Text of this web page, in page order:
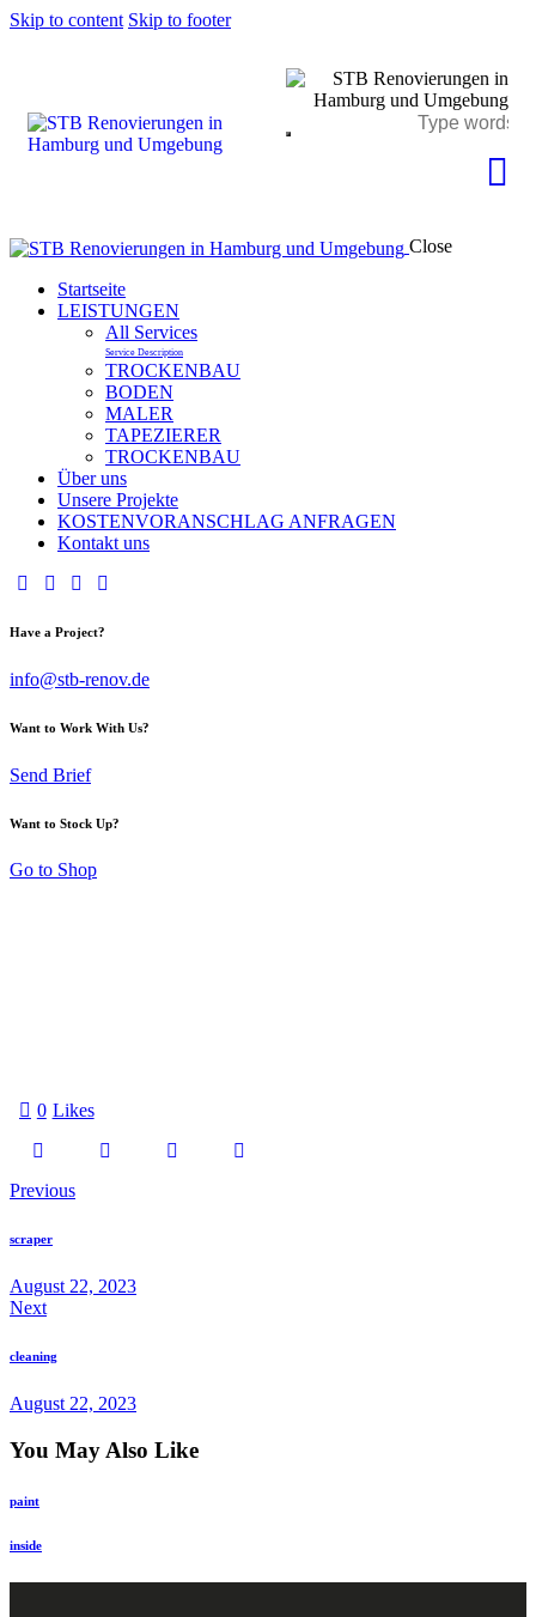
Skip to content Skip to footer
Close
Startseite
LEISTUNGEN
All Services
Service Description
TROCKENBAU
BODEN
MALER
TAPEZIERER
TROCKENBAU
Über uns
Unsere Projekte
KOSTENVORANSCHLAG ANFRAGEN
Kontakt uns
Have a Project?
info@stb-renov.de
Want to Work With Us?
Send Brief
Want to Stock Up?
Go to Shop
0 Likes
Previous
scraper
August 22, 2023
Next
cleaning
August 22, 2023
You May Also Like
paint
inside